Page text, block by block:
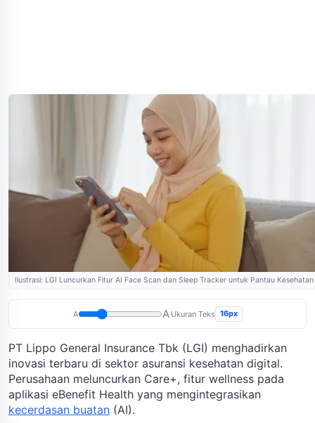
Ilustrasi: LGI Luncurkan Fitur AI Face Scan dan Sleep Tracker untuk Pantau Kesehatan
A A Ukuran Teks 16px
PT Lippo General Insurance Tbk (LGI) menghadirkan
inovasi terbaru di sektor asuransi kesehatan digital.
Perusahaan meluncurkan Care+, fitur wellness pada
aplikasi eBenefit Health yang mengintegrasikan
kecerdasan buatan (AI).